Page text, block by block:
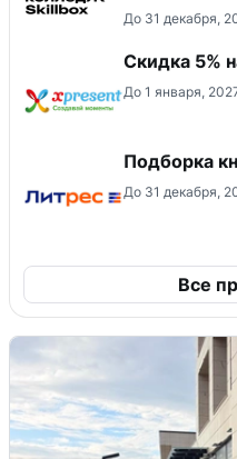
До 31 декабря,
Скидка 5%
До 1 января,
Подборка
До 31 декабря,
Все